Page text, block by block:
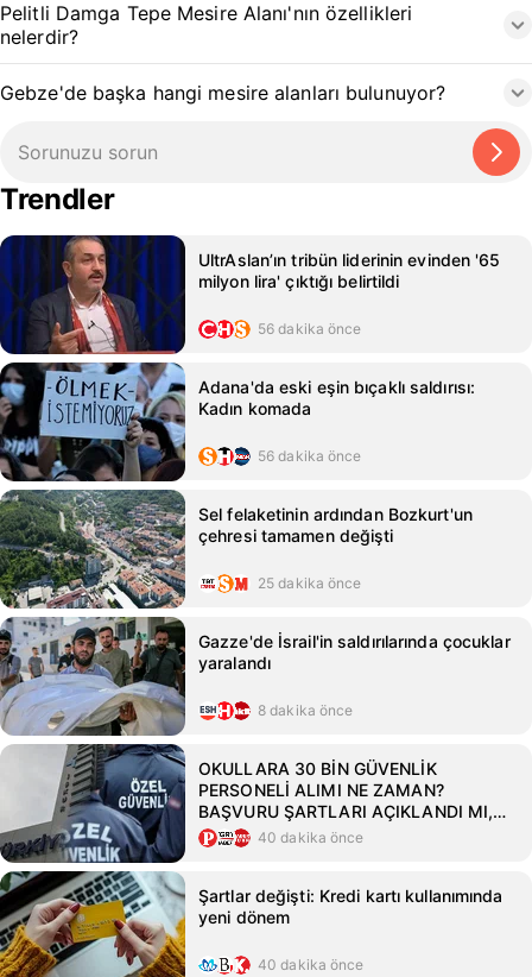
Pelitli Damga Tepe Mesire Alanı'nın özellikleri
nelerdir?
Gebze'de başka hangi mesire alanları bulunuyor?
Trendler
UltrAslan’ın tribün liderinin evinden '65
milyon lira' çıktığı belirtildi
56 dakika önce
Adana'da eski eşin bıçaklı saldırısı:
Kadın komada
56 dakika önce
Sel felaketinin ardından Bozkurt'un
çehresi tamamen değişti
25 dakika önce
Gazze'de İsrail'in saldırılarında çocuklar
yaralandı
8 dakika önce
OKULLARA 30 BİN GÜVENLİK
PERSONELİ ALIMI NE ZAMAN?
BAŞVURU ŞARTLARI AÇIKLANDI MI,
KİMLER BAŞVURABİLİR?
40 dakika önce
Şartlar değişti: Kredi kartı kullanımında
yeni dönem
40 dakika önce